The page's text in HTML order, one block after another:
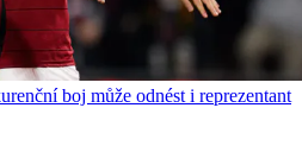
boj může odnést i reprezentant